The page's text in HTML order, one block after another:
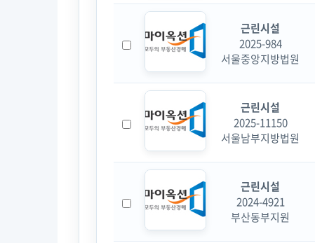
근린시설
2025-984
서울중앙지방법원
근린시설
2025-11150
서울남부지방법원
근린시설
2024-4921
부산동부지원